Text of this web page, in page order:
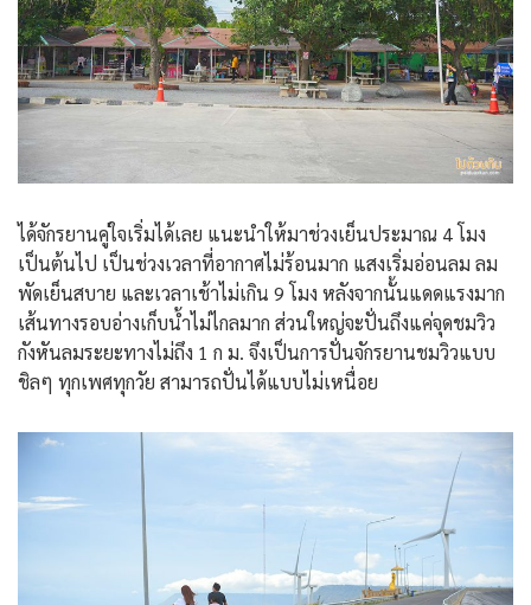
ได้จักรยานคู่ใจเริ่มได้เลย แนะนำให้มาช่วงเย็นประมาณ 4 โมง
เป็นต้นไป เป็นช่วงเวลาที่อากาศไม่ร้อนมาก แสงเริ่มอ่อนลม ลม
พัดเย็นสบาย และเวลาเช้าไม่เกิน 9 โมง หลังจากนั้นแดดแรงมาก
เส้นทางรอบอ่างเก็บน้ำไม่ไกลมาก ส่วนใหญ่จะปั่นถึงแค่จุดชมวิว
กังหันลมระยะทางไม่ถึง 1 ก ม. จึงเป็นการปั่นจักรยานชมวิวแบบ
ชิลๆ ทุกเพศทุกวัย สามารถปั่นได้แบบไม่เหนื่อย